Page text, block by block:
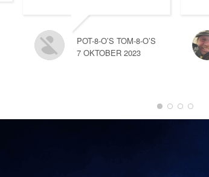
POT-8-O’S TOM-8-O’S
7 OKTOBER 2023